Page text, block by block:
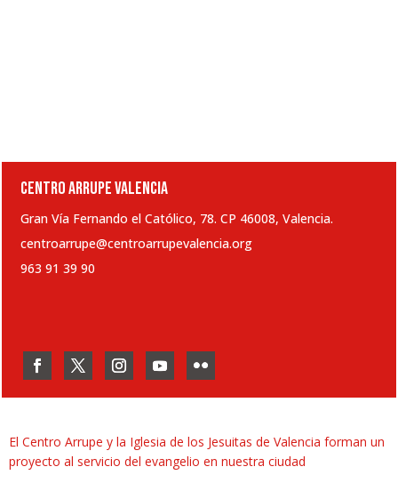
CENTRO ARRUPE VALENCIA
Gran Vía Fernando el Católico, 78. CP 46008, Valencia.
centroarrupe@centroarrupevalencia.org
963 91 39 90
El Centro Arrupe y la Iglesia de los Jesuitas de Valencia forman un
proyecto al servicio del evangelio en nuestra ciudad